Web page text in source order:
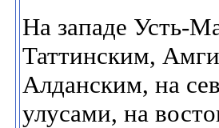
На западе Усть-
Таттинским,
Алданским, на
улусами, на